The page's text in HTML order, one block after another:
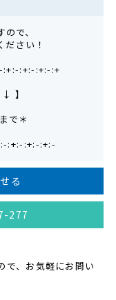
で、
さい！
:+:-:+:-:+
】
で＊
:+:-:+:-:+:-
る
277
、お気軽にお問い